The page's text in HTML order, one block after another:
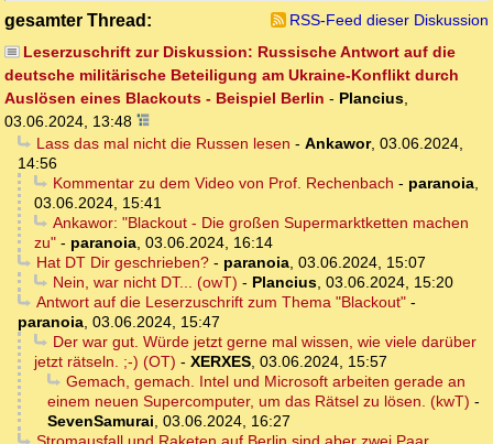
gesamter Thread:
RSS-Feed dieser Diskussion
Leserzuschrift zur Diskussion: Russische Antwort auf die
deutsche militärische Beteiligung am Ukraine-Konflikt durch
Auslösen eines Blackouts - Beispiel Berlin - Plancius,
03.06.2024, 13:48
Lass das mal nicht die Russen lesen - Ankawor, 03.06.2024,
14:56
Kommentar zu dem Video von Prof. Rechenbach - paranoia,
03.06.2024, 15:41
Ankawor: "Blackout - Die großen Supermarktketten machen
zu" - paranoia, 03.06.2024, 16:14
Hat DT Dir geschrieben?- paranoia, 03.06.2024, 15:07
Nein, war nicht DT... (owT) - Plancius, 03.06.2024, 15:20
Antwort auf die Leserzuschrift zum Thema "Blackout"-
paranoia, 03.06.2024, 15:47
Der war gut. Würde jetzt gerne mal wissen, wie viele darüber
jetzt rätseln. ;-) (OT) - XERXES, 03.06.2024, 15:57
Gemach, gemach. Intel und Microsoft arbeiten gerade an
einem neuen Supercomputer, um das Rätsel zu lösen. (kwT) -
SevenSamurai, 03.06.2024, 16:27